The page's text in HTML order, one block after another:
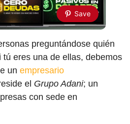
Save
preguntándose quién
tú eres una de ellas, debemos
un empresario
el Grupo Adani; un
con sede en